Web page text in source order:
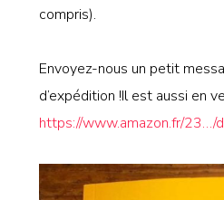
compris).
Envoyez-nous un petit
d’expédition !Il est aussi en
https://www.amazon.fr/